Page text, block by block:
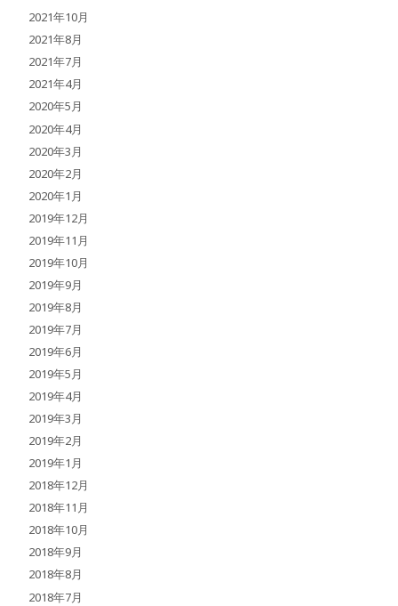
2021年10月
2021年8月
2021年7月
2021年4月
2020年5月
2020年4月
2020年3月
2020年2月
2020年1月
2019年12月
2019年11月
2019年10月
2019年9月
2019年8月
2019年7月
2019年6月
2019年5月
2019年4月
2019年3月
2019年2月
2019年1月
2018年12月
2018年11月
2018年10月
2018年9月
2018年8月
2018年7月